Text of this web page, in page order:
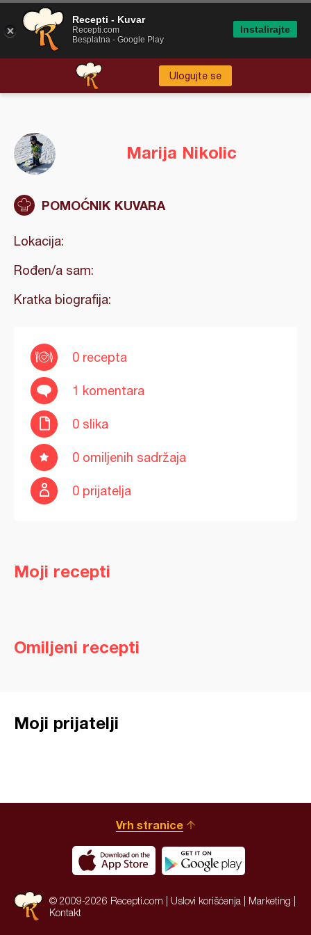
Ulogujte se
Marija Nikolic
POMOĆNIK KUVARA
Lokacija:
Rođen/a sam:
Kratka biografija:
0 recepta
1 komentara
0 slika
0 omiljenih sadržaja
0 prijatelja
Moji recepti
Omiljeni recepti
Moji prijatelji
Vrh stranice
© 2009-2026 Recepti.com | Uslovi korišćenja Marketing
Kontakt
Recepti - Kuvar
Recepti.com
Besplatna - Google Play
Instalirajte